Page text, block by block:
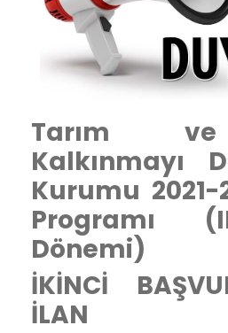
Tarım
Kalkınmayı
Kurumu 2021-
Programı
Dönemi)
İKİNCİ
İLAN